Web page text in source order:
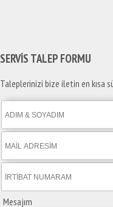
SERVİS TALEP FORMU
Taleplerinizi bize iletin en kısa
Mesajım